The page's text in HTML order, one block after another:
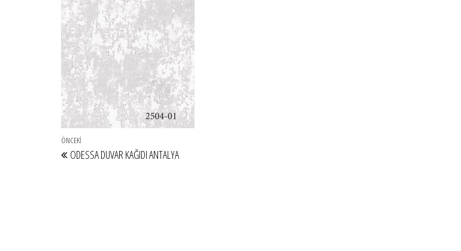
Yazı gezinmesi
Önceki Yazı
ÖNCEKI
ODESSA DUVAR KAĞIDI ANTALYA